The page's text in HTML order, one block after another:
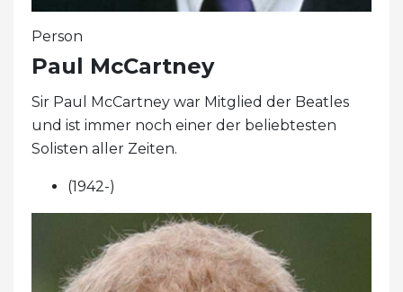
Person
Paul McCartney
Sir Paul McCartney war Mitglied der Beatles
und ist immer noch einer der beliebtesten
Solisten aller Zeiten.
(1942-)